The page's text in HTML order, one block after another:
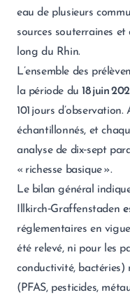
eau de plusieurs
sources souterraines
long du Rhin.
L’ensemble des
la période du18 juin
101 jours
échantillonnés, et
analyse de dix‑sept
« richesse basique ».
Le bilan général
Illkirch‑Graffenstaden
réglementaires en
été relevé, ni pour les
conductivité,
(PFAS, pesticides,